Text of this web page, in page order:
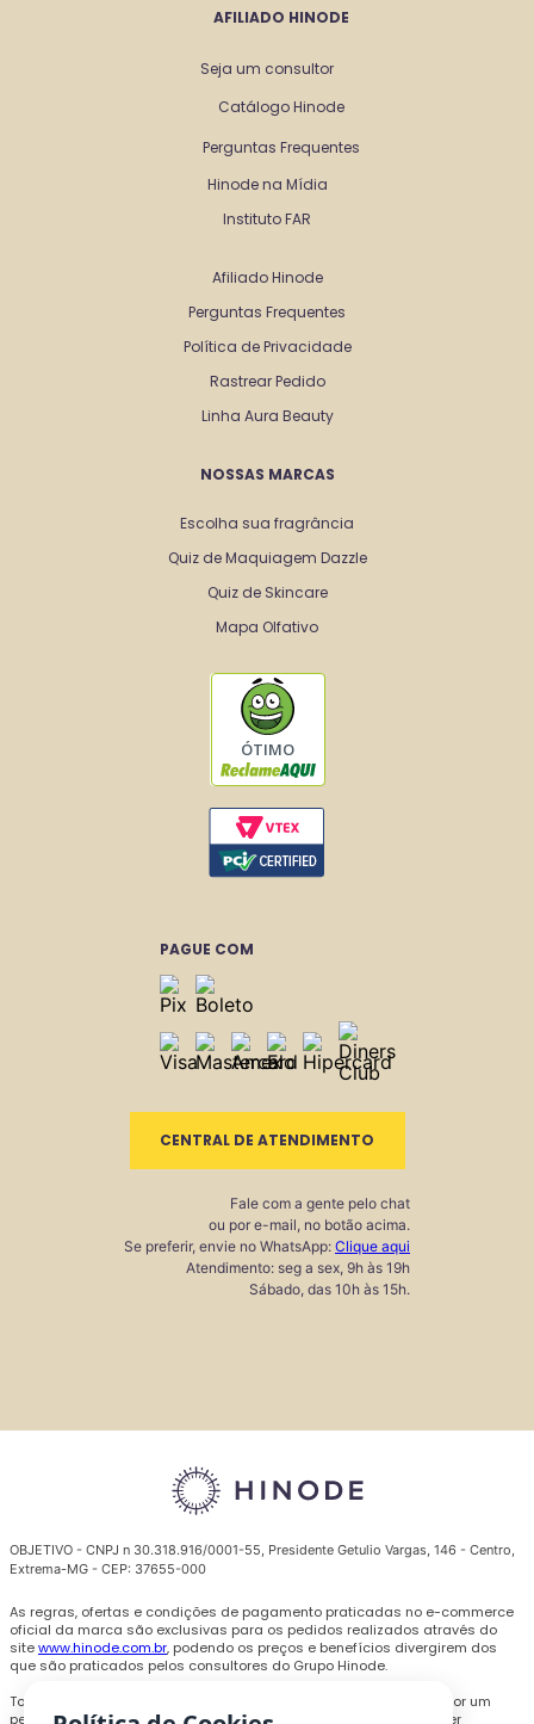
AFILIADO HINODE
Seja um consultor
Catálogo Hinode
Perguntas Frequentes
Hinode na Mídia
Instituto FAR
Afiliado Hinode
Perguntas Frequentes
Política de Privacidade
Rastrear Pedido
Linha Aura Beauty
NOSSAS MARCAS
Escolha sua fragrância
Quiz de Maquiagem Dazzle
Quiz de Skincare
Mapa Olfativo
ÓTIMO
PAGUE COM
CENTRAL DE ATENDIMENTO
Fale com a gente pelo chat
ou por e-mail, no botão acima.
Se preferir, envie no WhatsApp: Clique aqui
Atendimento: seg a sex, 9h às 19h
Sábado, das 10h às 15h.
OBJETIVO - CNPJ n 30.318.916/0001-55, Presidente Getulio Vargas, 146 - Centro,
Extrema-MG - CEP: 37655-000
As regras, ofertas e condições de pagamento praticadas no e-commerce
oficial da marca são exclusivas para os pedidos realizados através do
sitewww.hinode.com.br, podendo os preços e benefícios divergirem dos
que são praticados pelos consultores do Grupo Hinode.
Todas as promoções, descontos e preços são válidos somente por um
período limitado e podem ser alterados ou encerrados a qualquer